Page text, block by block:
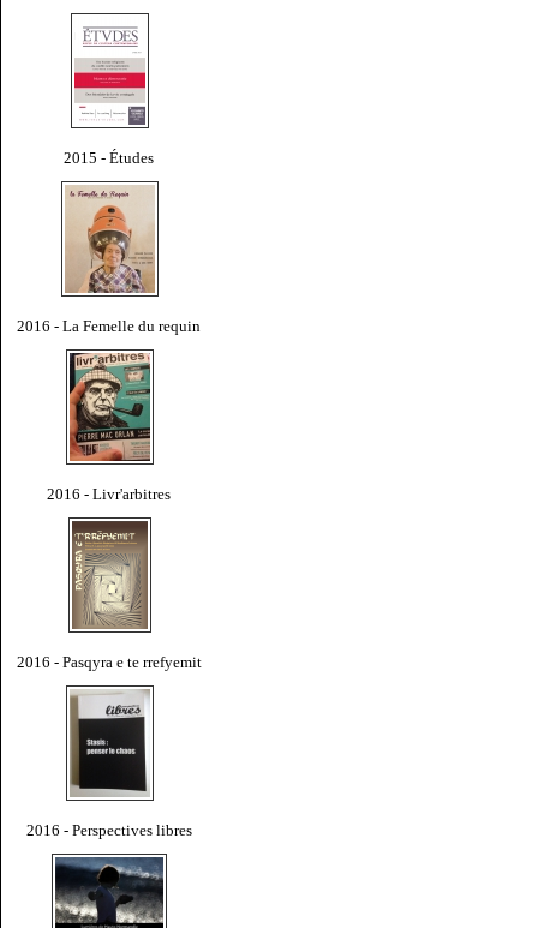
2015 - Études
2016 - La Femelle du requin
2016 - Livr'arbitres
2016 - Pasqyra e te rrefyemit
2016 - Perspectives libres